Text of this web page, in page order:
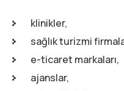
klinikler,
sağlık turizmi
e-ticaret markaları,
ajanslar,